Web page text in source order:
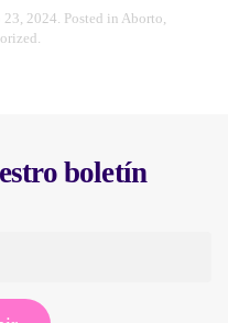
23, 2024. Posted in Aborto,
.
boletín